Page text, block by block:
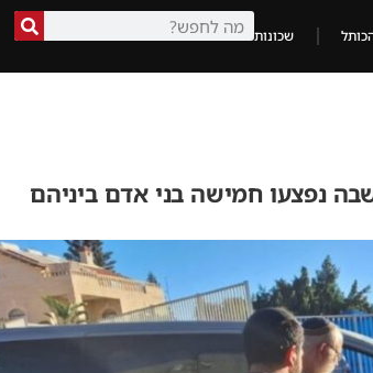
שכונות
נפצעו חמישה בני אדם ביניהם